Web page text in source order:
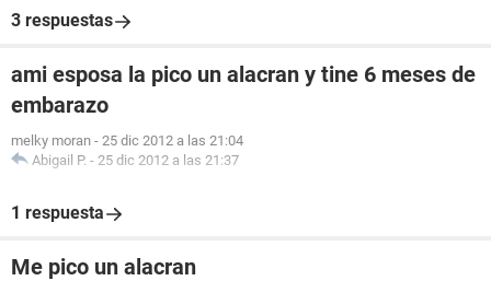
3 respuestas
ami esposa la pico un alacran y tine 6 meses de
embarazo
melky moran - 25 dic 2012 a las 21:04
Abigail P. - 25 dic 2012 a las 21:37
1 respuesta
Me pico un alacran